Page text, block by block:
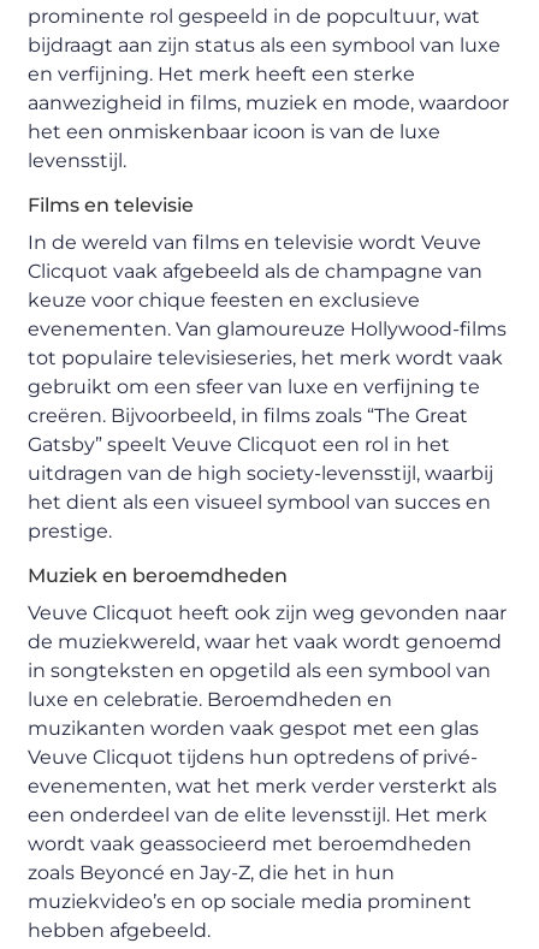
prominente rol gespeeld in de popcultuur, wat
bijdraagt aan zijn status als een symbool van luxe
en verfijning. Het merk heeft een sterke
aanwezigheid in films, muziek en mode, waardoor
het een onmiskenbaar icoon is van de luxe
levensstijl.
Films en televisie
In de wereld van films en televisie wordt Veuve
Clicquot vaak afgebeeld als de champagne van
keuze voor chique feesten en exclusieve
evenementen. Van glamoureuze Hollywood-films
tot populaire televisieseries, het merk wordt vaak
gebruikt om een sfeer van luxe en verfijning te
creëren. Bijvoorbeeld, in films zoals “The Great
Gatsby” speelt Veuve Clicquot een rol in het
uitdragen van de high society-levensstijl, waarbij
het dient als een visueel symbool van succes en
prestige.
Muziek en beroemdheden
Veuve Clicquot heeft ook zijn weg gevonden naar
de muziekwereld, waar het vaak wordt genoemd
in songteksten en opgetild als een symbool van
luxe en celebratie. Beroemdheden en
muzikanten worden vaak gespot met een glas
Veuve Clicquot tijdens hun optredens of privé-
evenementen, wat het merk verder versterkt als
een onderdeel van de elite levensstijl. Het merk
wordt vaak geassocieerd met beroemdheden
zoals Beyoncé en Jay-Z, die het in hun
muziekvideo’s en op sociale media prominent
hebben afgebeeld.